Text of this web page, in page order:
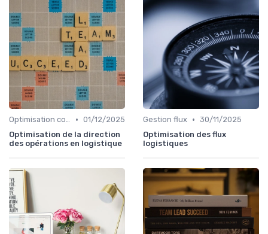
Optimisation coûts • 01/12/2025
Optimisation de la direction
des opérations en logistique
Gestion flux • 30/11/2025
Optimisation des flux
logistiques